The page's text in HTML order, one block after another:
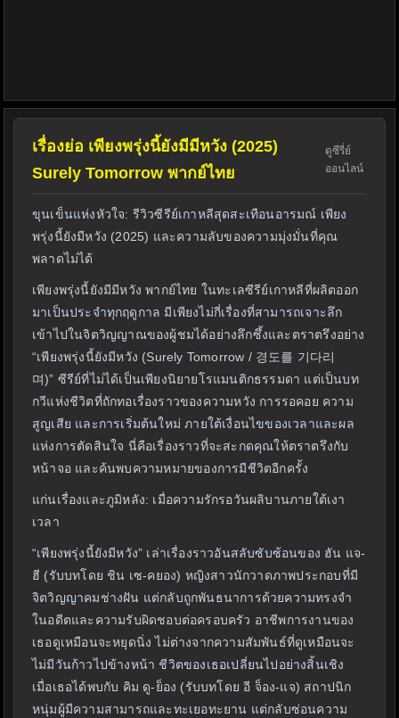
เรื่องย่อ เพียงพรุ่งนี้ยังมีมีหวัง (2025)
Surely Tomorrow พากย์ไทย
ดูซีรี่ย์
ออนไลน์
ขุนเข็นแห่งหัวใจ: รีวิวซีรีย์เกาหลีสุดสะเทือนอารมณ์ เพียง
พรุ่งนี้ยังมีหวัง (2025) และความลับของความมุ่งมั่นที่คุณ
พลาดไม่ได้
เพียงพรุ่งนี้ยังมีมีหวัง พากย์ไทย ในทะเลซีรีย์เกาหลีที่ผลิตออก
มาเป็นประจำทุกฤดูกาล มีเพียงไม่กี่เรื่องที่สามารถเจาะลึก
เข้าไปในจิตวิญญาณของผู้ชมได้อย่างลึกซึ้งและตราตรึงอย่าง
“เพียงพรุ่งนี้ยังมีหวัง (Surely Tomorrow / 경도를 기다리
며)” ซีรีย์ที่ไม่ได้เป็นเพียงนิยายโรแมนติกธรรมดา แต่เป็นบท
กวีแห่งชีวิตที่ถักทอเรื่องราวของความหวัง การรอคอย ความ
สูญเสีย และการเริ่มต้นใหม่ ภายใต้เงื่อนไขของเวลาและผล
แห่งการตัดสินใจ นี่คือเรื่องราวที่จะสะกดคุณให้ตราตรึงกับ
หน้าจอ และค้นพบความหมายของการมีชีวิตอีกครั้ง
แก่นเรื่องและภูมิหลัง: เมื่อความรักรอวันผลิบานภายใต้เงา
เวลา
“เพียงพรุ่งนี้ยังมีหวัง” เล่าเรื่องราวอันสลับซับซ้อนของ ฮัน แจ-
ฮี (รับบทโดย ชิน เซ-คยอง) หญิงสาวนักวาดภาพประกอบที่มี
จิตวิญญาคมช่างฝัน แต่กลับถูกพันธนาการด้วยความทรงจำ
ในอดีตและความรับผิดชอบต่อครอบครัว อาชีพการงานของ
เธอดูเหมือนจะหยุดนิ่ง ไม่ต่างจากความสัมพันธ์ที่ดูเหมือนจะ
ไม่มีวันก้าวไปข้างหน้า ชีวิตของเธอเปลี่ยนไปอย่างสิ้นเชิง
เมื่อเธอได้พบกับ คิม ดู-ย็อง (รับบทโดย อี จ็อง-แจ) สถาปนิก
หนุ่มผู้มีความสามารถและทะเยอทะยาน แต่กลับซ่อนความ